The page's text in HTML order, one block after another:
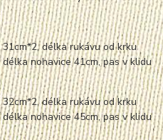
délka rukávu od krku
nohavice 41cm, pas v klidu
délka rukávu od krku
nohavice 45cm, pas v klidu